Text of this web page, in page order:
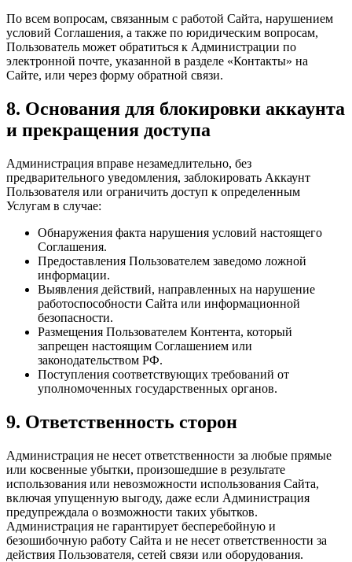
По всем вопросам, связанным с работой Сайта, нарушением
условий Соглашения, а также по юридическим вопросам,
Пользователь может обратиться к Администрации по
электронной почте, указанной в разделе «Контакты» на
Сайте, или через форму обратной связи.
8. Основания для блокировки аккаунта
и прекращения доступа
Администрация вправе незамедлительно, без
предварительного уведомления, заблокировать Аккаунт
Пользователя или ограничить доступ к определенным
Услугам в случае:
Обнаружения факта нарушения условий настоящего
Соглашения.
Предоставления Пользователем заведомо ложной
информации.
Выявления действий, направленных на нарушение
работоспособности Сайта или информационной
безопасности.
Размещения Пользователем Контента, который
запрещен настоящим Соглашением или
законодательством РФ.
Поступления соответствующих требований от
уполномоченных государственных органов.
9. Ответственность сторон
Администрация не несет ответственности за любые прямые
или косвенные убытки, произошедшие в результате
использования или невозможности использования Сайта,
включая упущенную выгоду, даже если Администрация
предупреждала о возможности таких убытков.
Администрация не гарантирует бесперебойную и
безошибочную работу Сайта и не несет ответственности за
действия Пользователя, сетей связи или оборудования.